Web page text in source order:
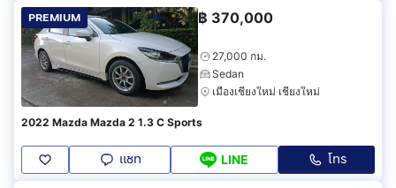
PREMIUM ฿ 370,000
27,000 กม.
Sedan
เมืองเชียงใหม่ เชียงใหม่
2022 Mazda Mazda 2 1.3 C Sports
แชท LINE โทร